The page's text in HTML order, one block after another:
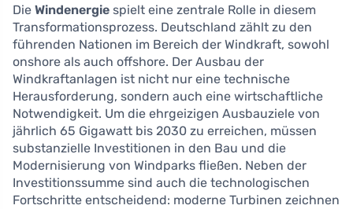
Die Windenergie spielt eine zentrale Rolle in diesem
Transformationsprozess. Deutschland zählt zu den
führenden Nationen im Bereich der Windkraft, sowohl
onshore als auch offshore. Der Ausbau der
Windkraftanlagen ist nicht nur eine technische
Herausforderung, sondern auch eine wirtschaftliche
Notwendigkeit. Um die ehrgeizigen Ausbauziele von
jährlich 65 Gigawatt bis 2030 zu erreichen, müssen
substanzielle Investitionen in den Bau und die
Modernisierung von Windparks fließen. Neben der
Investitionssumme sind auch die technologischen
Fortschritte entscheidend: moderne Turbinen zeichnen